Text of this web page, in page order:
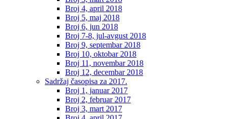
Broj 4, april 2018
Broj 5, maj 2018
Broj 6, jun 2018
Broj 7-8, jul-avgust 2018
Broj 9, septembar 2018
Broj 10, oktobar 2018
Broj 11, novembar 2018
Broj 12, decembar 2018
Sadržaj časopisa za 2017.
Broj 1, januar 2017
Broj 2, februar 2017
Broj 3, mart 2017